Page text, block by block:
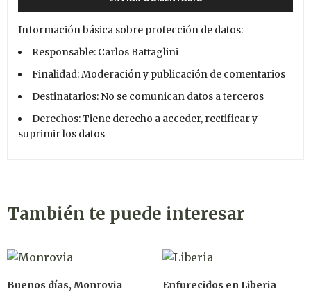
Información básica sobre protección de datos:
Responsable: Carlos Battaglini
Finalidad: Moderación y publicación de comentarios
Destinatarios: No se comunican datos a terceros
Derechos: Tiene derecho a acceder, rectificar y
suprimir los datos
También te puede interesar
Buenos días, Monrovia Enfurecidos en Liberia